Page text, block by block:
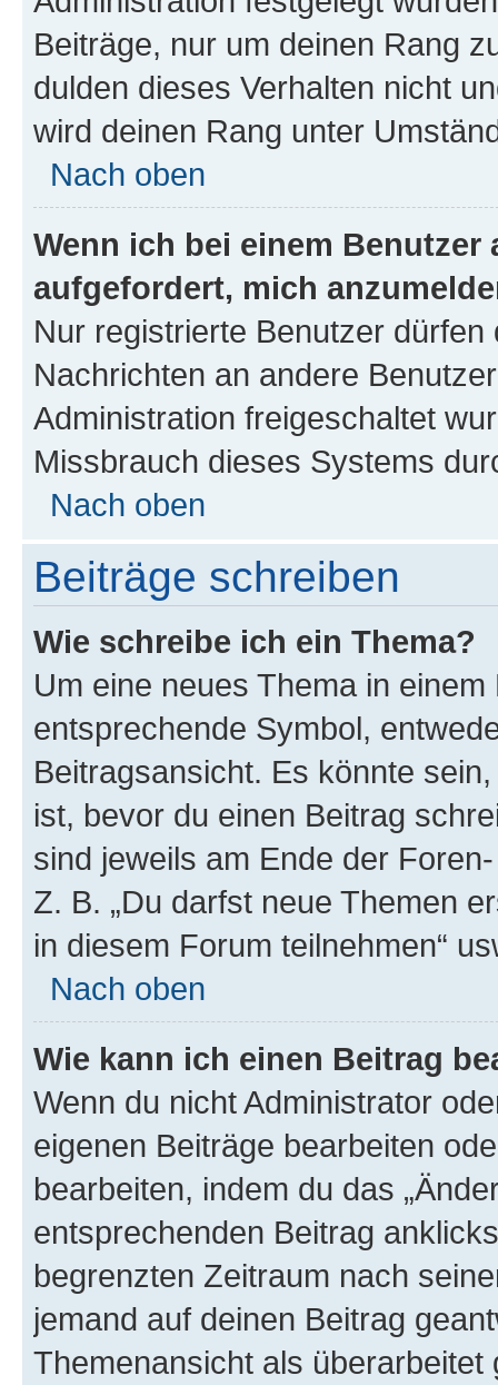
Beiträge, nur um deinen Rang
dulden dieses Verhalten nicht
wird deinen Rang unter
Nach oben
Wenn ich bei einem
aufgefordert, mich
Nur registrierte Benutzer
Nachrichten an andere
Administration freigeschaltet
Missbrauch dieses Systems
Nach oben
Beiträge schreiben
Wie schreibe ich ein Thema?
Um eine neues Thema in
entsprechende Symbol,
Beitragsansicht. Es könnte
ist, bevor du einen Beitrag
sind jeweils am Ende der
Z. B. „Du darfst neue Themen
in diesem Forum teilnehmen“
Nach oben
Wie kann ich einen Beitrag
Wenn du nicht Administrator
eigenen Beiträge bearbeiten
bearbeiten, indem du das
entsprechenden Beitrag
begrenzten Zeitraum nach
jemand auf deinen Beitrag
Themenansicht als